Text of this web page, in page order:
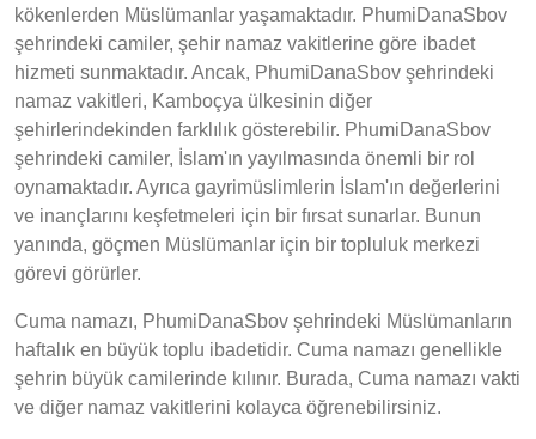
kökenlerden Müslümanlar yaşamaktadır. PhumiDanaSbov
şehrindeki camiler, şehir namaz vakitlerine göre ibadet
hizmeti sunmaktadır. Ancak, PhumiDanaSbov şehrindeki
namaz vakitleri, Kamboçya ülkesinin diğer
şehirlerindekinden farklılık gösterebilir. PhumiDanaSbov
şehrindeki camiler, İslam'ın yayılmasında önemli bir rol
oynamaktadır. Ayrıca gayrimüslimlerin İslam'ın değerlerini
ve inançlarını keşfetmeleri için bir fırsat sunarlar. Bunun
yanında, göçmen Müslümanlar için bir topluluk merkezi
görevi görürler.
Cuma namazı, PhumiDanaSbov şehrindeki Müslümanların
haftalık en büyük toplu ibadetidir. Cuma namazı genellikle
şehrin büyük camilerinde kılınır. Burada, Cuma namazı vakti
ve diğer namaz vakitlerini kolayca öğrenebilirsiniz.